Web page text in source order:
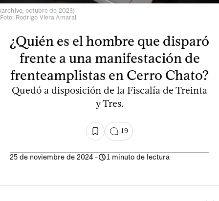
(archivo, octubre de 2023)
Foto: Rodrigo Viera Amaral
¿Quién es el hombre que disparó
frente a una manifestación de
frenteamplistas en Cerro Chato?
Quedó a disposición de la Fiscalía de Treinta
y Tres.
19
25 de noviembre de 2024 - 1 minuto de lectura